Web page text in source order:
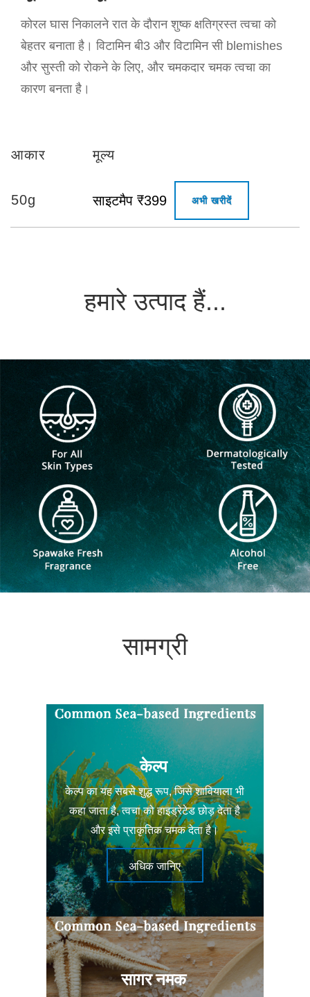
कोरल घास निकालने रात के दौरान शुष्क क्षतिग्रस्त त्वचा को
बेहतर बनाता है। विटामिन बी3 और विटामिन सी blemishes
और सुस्ती को रोकने के लिए, और चमकदार चमक त्वचा का
कारण बनता है।
आकार मूल्य
50g साइटमैप ₹399 अभी खरीदें
हमारे उत्पाद हैं...
सामग्री
केल्प
केल्प का यह सबसे शुद्ध रूप, जिसे शावियाला भी
कहा जाता है, त्वचा को हाइड्रेटेड छोड़ देता है
और इसे प्राकृतिक चमक देता है।
अधिक जानिए
सागर नमक